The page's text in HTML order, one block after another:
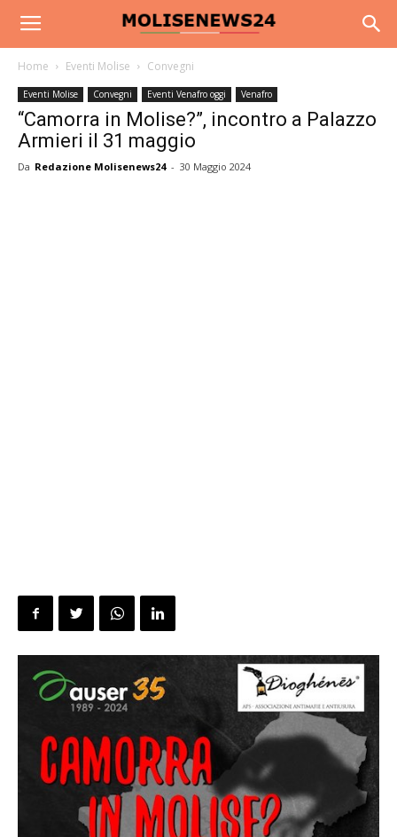
Home Eventi Molise Convegni
Eventi Molise Convegni Eventi Venafro oggi Venafro
“Camorra in Molise?”, incontro a Palazzo
Armieri il 31 maggio
Da Redazione Molisenews24 - 30 Maggio 2024